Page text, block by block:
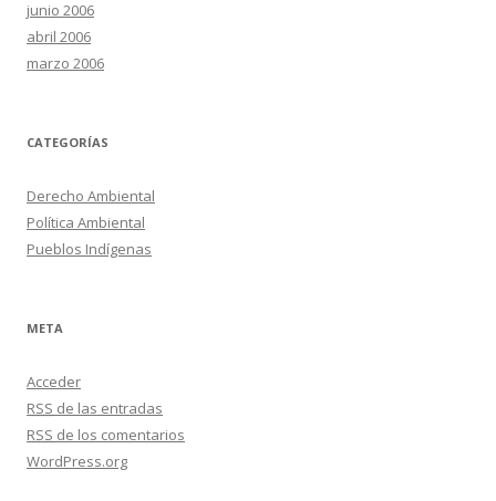
junio 2006
abril 2006
marzo 2006
CATEGORÍAS
Derecho Ambiental
Política Ambiental
Pueblos Indígenas
META
Acceder
RSS de las entradas
RSS de los comentarios
WordPress.org